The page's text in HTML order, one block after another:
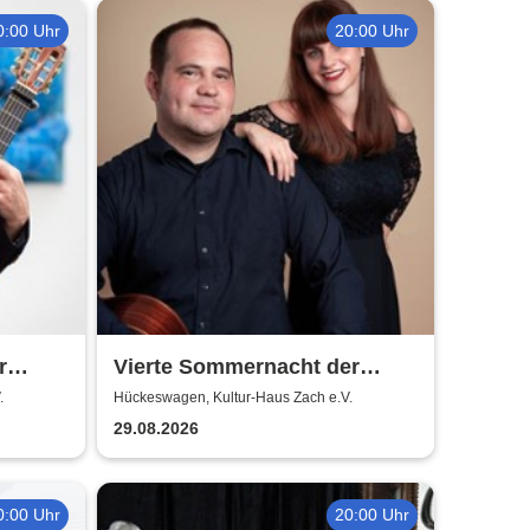
Uhr 20:00 Uhr
Vierte Sommernacht der
Klassik 2026
Hückeswagen, Kultur-Haus Zach e.V.
29.08.2026
Uhr 20:00 Uhr